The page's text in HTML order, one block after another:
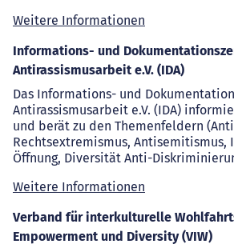
Weitere Informationen
Informations- und
Antirassismusarbeit e.V. (IDA)
Das Informations- und
Antirassismusarbeit e.V. (IDA)
und berät zu den Themenfeldern
Rechtsextremismus,
Öffnung, Diversität Anti-
Weitere Informationen
Verband für interkulturelle
Empowerment und Diversity (VIW)